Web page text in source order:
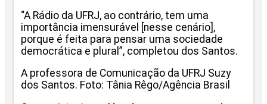
“A Rádio da UFRJ, ao contrário, tem uma
importância imensurável [nesse cenário],
porque é feita para pensar uma sociedade
democrática e plural”, completou dos Santos.
A professora de Comunicação da UFRJ Suzy
dos Santos. Foto: Tânia Rêgo/Agência Brasil